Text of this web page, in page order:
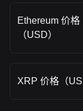
Ethereum 价格
（USD）
XRP 价格（